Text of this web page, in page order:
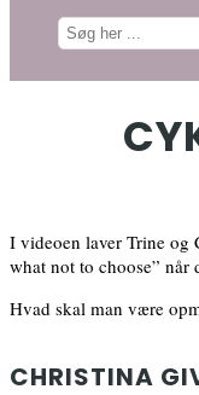
I videoen laver Trine og
what not to choose”
Hvad skal man være
CHRISTINA